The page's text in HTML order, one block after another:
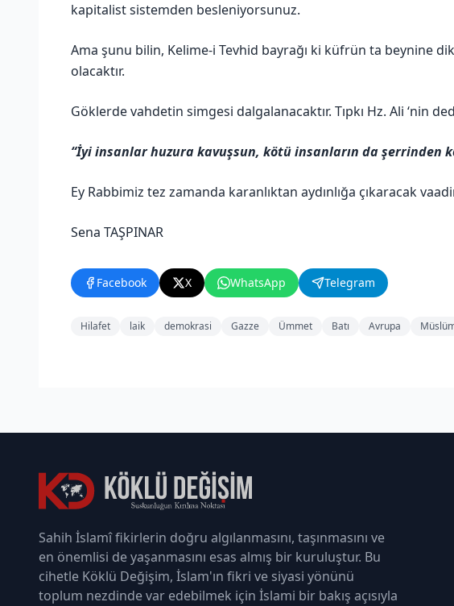
kapitalist sistemden besleniyorsunuz.
Ama şunu bilin, Kelime-i Tevhid bayrağı ki küfrün ta beynine
olacaktır.
Göklerde vahdetin simgesi dalgalanacaktır. Tıpkı Hz. Ali ‘nin
“İyi insanlar huzura kavuşsun, kötü insanların da şerrinden
Ey Rabbimiz tez zamanda karanlıktan aydınlığa çıkaracak
Sena TAŞPINAR
Facebook X WhatsApp Telegram
Hilafet laik demokrasi Gazze Ümmet Batı Avrupa
Sahih İslamî fikirlerin doğru algılanmasını, taşınmasını ve
en önemlisi de yaşanmasını esas almış bir kuruluştur. Bu
cihetle Köklü Değişim, İslam'ın fikri ve siyasi yönünü
toplum nezdinde var edebilmek için İslami bir bakış açısıyla